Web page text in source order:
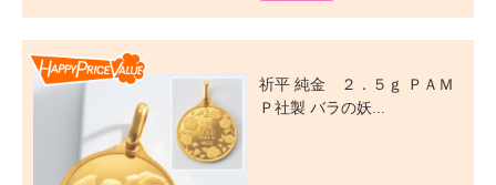
祈平 純金 ２．５ｇ ＰＡＭ
Ｐ社製 バラの妖...